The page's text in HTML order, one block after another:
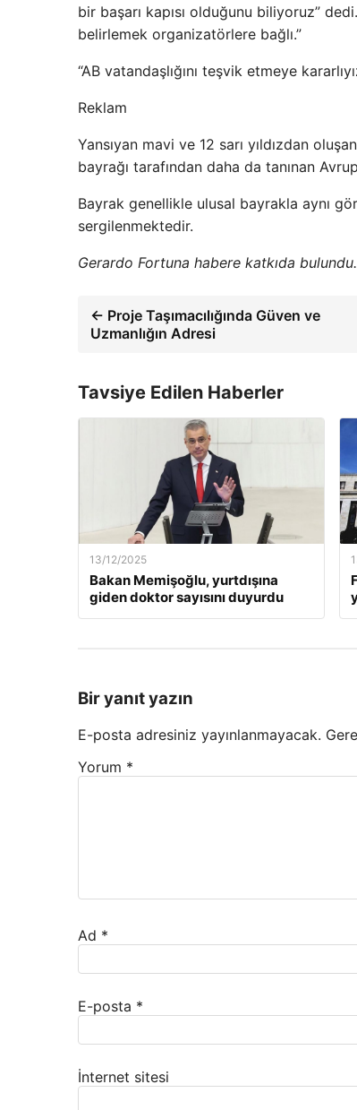
bir başarı kapısı olduğunu biliyoruz”
belirlemek organizatörlere bağlı.”
“AB vatandaşlığını teşvik etmeye
Reklam
Yansıyan mavi ve 12 sarı yıldızdan
bayrağı tarafından daha da tanınan
Bayrak genellikle ulusal bayrakla aynı
sergilenmektedir.
Gerardo Fortuna habere katkıda bulundu.
← Proje Taşımacılığında Güven ve
Uzmanlığın Adresi
Tavsiye Edilen Haberler
13/12/2025
Bakan Memişoğlu, yurtdışına
giden doktor sayısını duyurdu
Bir yanıt yazın
E-posta adresiniz yayınlanmayacak.
Yorum *
Ad *
E-posta *
İnternet sitesi